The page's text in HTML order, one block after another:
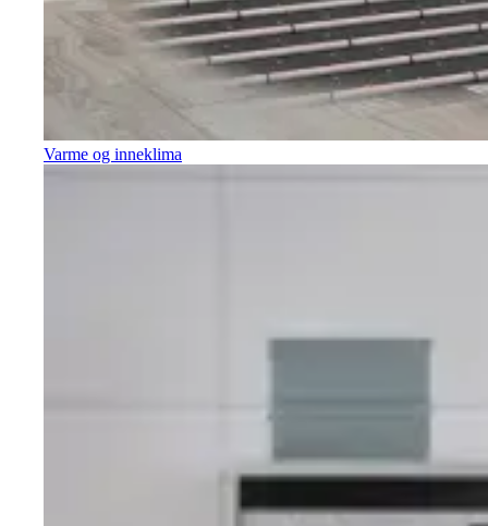
Varme og inneklima